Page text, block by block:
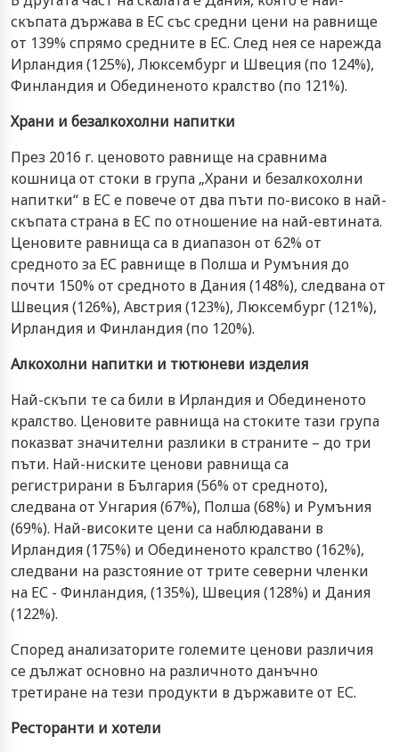
скъпата държава в ЕС със средни цени на равнище
от 139% спрямо средните в ЕС. След нея се нарежда
Ирландия (125%), Люксембург и Швеция (по 124%),
Финландия и Обединеното кралство (по 121%).
Храни и безалкохолни напитки
През 2016 г. ценовото равнище на сравнима
кошница от стоки в група „Храни и безалкохолни
напитки“ в ЕС е повече от два пъти по-високо в най-
скъпата страна в ЕС по отношение на най-евтината.
Ценовите равнища са в диапазон от 62% от
средното за ЕС равнище в Полша и Румъния до
почти 150% от средното в Дания (148%), следвана от
Швеция (126%), Австрия (123%), Люксембург (121%),
Ирландия и Финландия (по 120%).
Алкохолни напитки и тютюневи изделия
Най-скъпи те са били в Ирландия и Обединеното
кралство. Ценовите равнища на стоките тази група
показват значителни разлики в страните – до три
пъти. Най-ниските ценови равнища са
регистрирани в България (56% от средното),
следвана от Унгария (67%), Полша (68%) и Румъния
(69%). Най-високите цени са наблюдавани в
Ирландия (175%) и Обединеното кралство (162%),
следвани на разстояние от трите северни членки
на ЕС - Финландия, (135%), Швеция (128%) и Дания
(122%).
Според анализаторите големите ценови различия
се дължат основно на различното данъчно
третиране на тези продукти в държавите от ЕС.
Ресторанти и хотели